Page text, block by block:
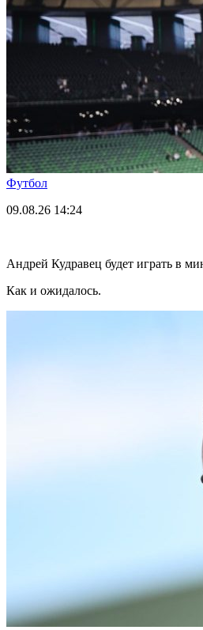
Футбол
09.08.26 14:24
Андрей Кудравец будет играть в
Как и ожидалось.